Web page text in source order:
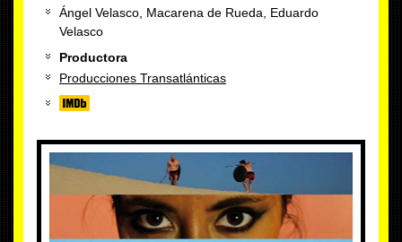
Ángel Velasco, Macarena de Rueda, Eduardo
Velasco
Productora
Producciones Transatlánticas